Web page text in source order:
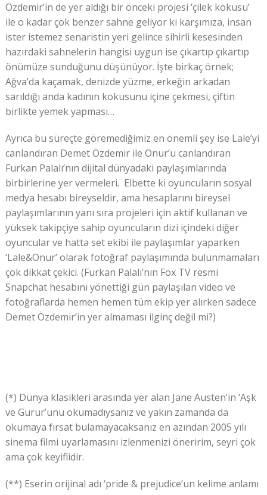
Özdemir’in de yer aldığı bir önceki projesi ‘çilek kokusu’
ile o kadar çok benzer sahne geliyor ki karşımıza, insan
ister istemez senaristin yeri gelince sihirli kesesinden
hazırdaki sahnelerin hangisi uygun ise çıkartıp çıkartıp
önümüze sunduğunu düşünüyor. İşte birkaç örnek;
Ağva’da kaçamak, denizde yüzme, erkeğin arkadan
sarıldığı anda kadının kokusunu içine çekmesi, çiftin
birlikte yemek yapması…
Ayrıca bu süreçte göremediğimiz en önemli şey ise Lale’yi
canlandıran Demet Özdemir ile Onur’u canlandıran
Furkan Palalı’nın dijital dünyadaki paylaşımlarında
birbirlerine yer vermeleri. Elbette ki oyuncuların sosyal
medya hesabı bireyseldir, ama hesaplarını bireysel
paylaşımlarının yanı sıra projeleri için aktif kullanan ve
yüksek takipçiye sahip oyuncuların dizi içindeki diğer
oyuncular ve hatta set ekibi ile paylaşımlar yaparken
‘Lale&Onur’ olarak fotoğraf paylaşımında bulunmamaları
çok dikkat çekici. (Furkan Palalı’nın Fox TV resmi
Snapchat hesabını yönettiği gün paylaşılan video ve
fotoğraflarda hemen hemen tüm ekip yer alırken sadece
Demet Özdemir’in yer almaması ilginç değil mi?)
(*) Dünya klasikleri arasında yer alan Jane Austen’in ‘Aşk
ve Gurur’unu okumadıysanız ve yakın zamanda da
okumaya fırsat bulamayacaksanız en azından 2005 yılı
sinema filmi uyarlamasını izlenmenizi öneririm, seyri çok
ama çok keyiflidir.
(**) Eserin orijinal adı ‘pride & prejudice’un kelime anlamı